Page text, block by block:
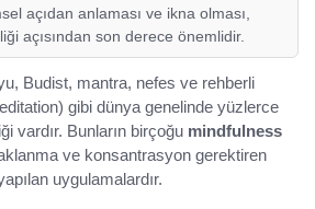
açıdan anlaması ve ikna olması,
açısından son derece önemlidir.
Budist, mantra, nefes ve rehberli
gibi dünya genelinde yüzlerce
vardır. Bunların birçoğu mindfulness
ve konsantrasyon gerektiren
uygulamalardır.